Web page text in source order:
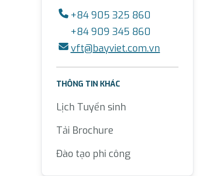
+84 905 325 860
+84 909 345 860
vft@bayviet.com.vn
THÔNG TIN KHÁC
Lịch Tuyển sinh
Tải Brochure
Đào tạo phi công